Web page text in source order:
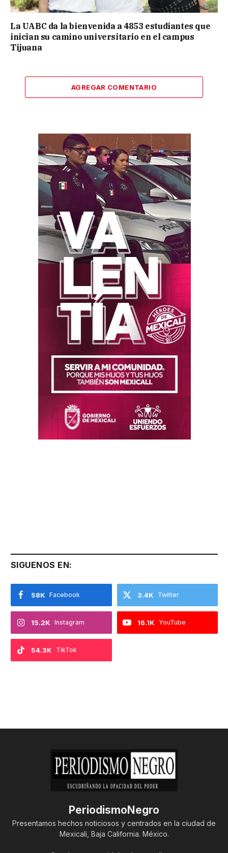
La UABC da la bienvenida a 4853 estudiantes que
inician su camino universitario en el campus
Tijuana
AGREGAR COMENTARIO
SIGUENOS EN:
Facebook
58K Twitter
3.4K
Instagram
15.2K YouTube
16.1K
TikTok
54.3K
PeriodismoNegro
Presentamos hechos noticiosos y centrados en la ciudad de
Mexicali, Baja California. México.